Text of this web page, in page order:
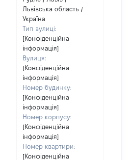
Львівська область /
Україна
Тип вулиці:
[Конфіденційна
інформація]
Вулиця:
[Конфіденційна
інформація]
Номер будинку:
[Конфіденційна
інформація]
Номер корпусу:
[Конфіденційна
інформація]
Номер квартири:
[Конфіденційна